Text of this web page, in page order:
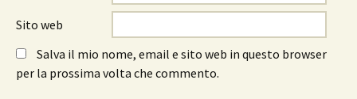
Sito web
Salva il mio nome, email e sito web in questo browser
per la prossima volta che commento.